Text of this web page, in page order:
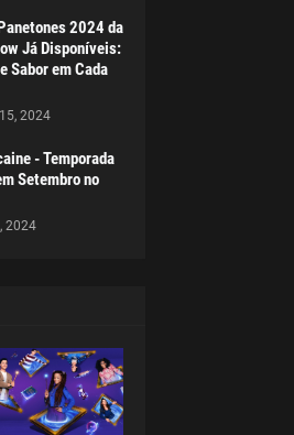
2024 da
Já Disponíveis:
Sabor em Cada
2024
- Temporada
Setembro no
2024